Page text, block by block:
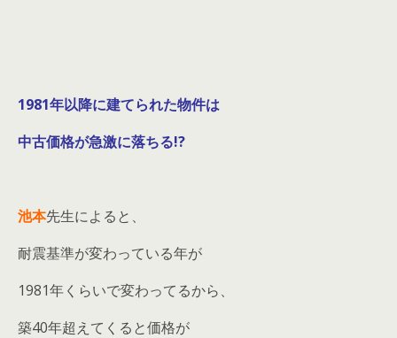
1981年以降に建てられた物件は
中古価格が急激に落ちる!?
池本先生によると、
耐震基準が変わっている年が
1981年くらいで変わってるから、
築40年超えてくると価格が